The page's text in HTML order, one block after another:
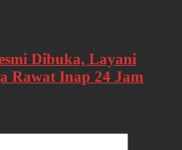
Dibuka, Layani
Rawat Inap 24 Jam